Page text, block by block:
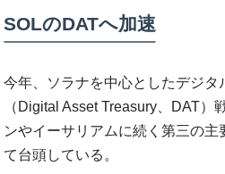
SOLのDATへ加速
今年、ソラナを中心としたデジタ
（Digital Asset Treasury、DAT）
ンやイーサリアムに続く第三の主
て台頭している。